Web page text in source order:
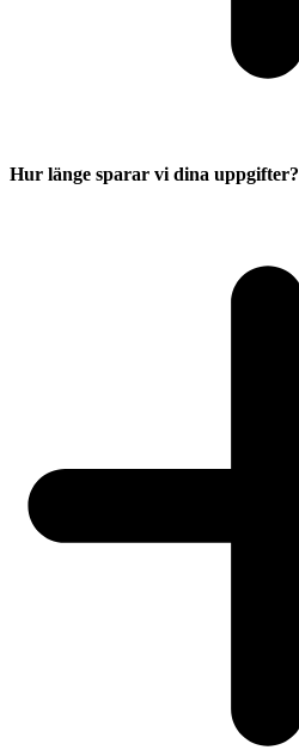
Hur länge sparar vi dina uppgifter?